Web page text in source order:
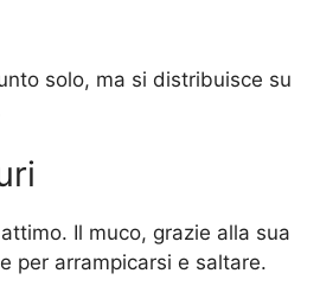
solo, ma si distribuisce su
Il muco, grazie alla sua
per arrampicarsi e saltare.